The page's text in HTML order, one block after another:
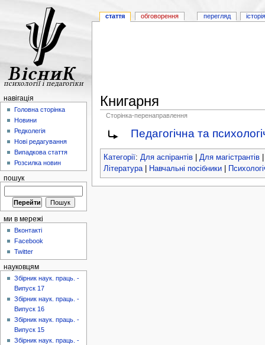
Книгарня
Сторінка-перенаправлення
Педагогічна та
Категорії: Для аспірантів| Для магістрантів
Література| Навчальні посібники|
стаття обговорення перегляд
навігація
Головна сторінка
Новини
Редколегія
Нові редагування
Випадкова стаття
Розсилка новин
пошук
ми в мережі
Вконтакті
Facebook
Twitter
науковцям
Збірник наук. праць. -
Випуск 17
Збірник наук. праць. -
Випуск 16
Збірник наук. праць. -
Випуск 15
Збірник наук. праць. -